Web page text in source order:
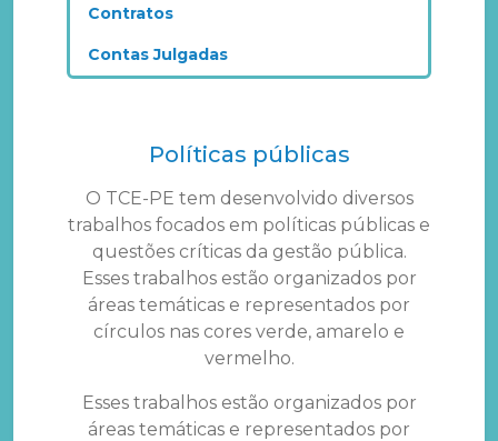
Contratos
Contas Julgadas
Políticas públicas
O TCE-PE tem desenvolvido diversos
trabalhos focados em políticas públicas e
questões críticas da gestão pública.
Esses trabalhos estão organizados por
áreas temáticas e representados por
círculos nas cores verde, amarelo e
vermelho.
Esses trabalhos estão organizados por
áreas temáticas e representados por